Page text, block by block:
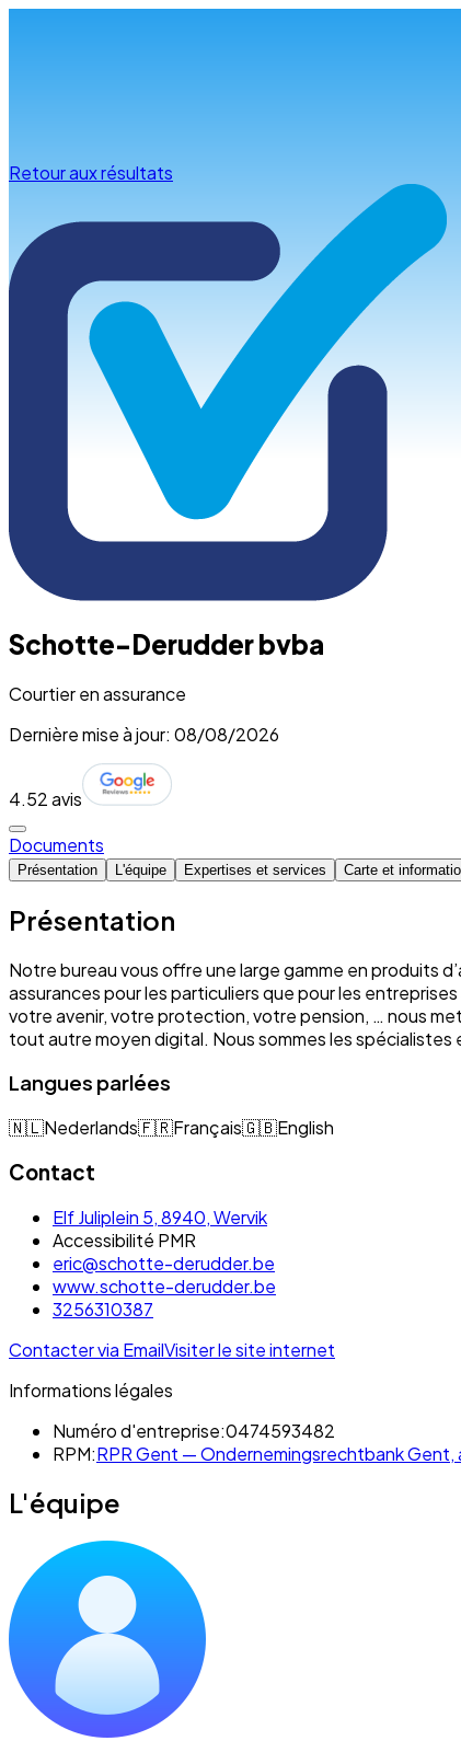
Retour aux résultats
Schotte-Derudder bvba
Courtier en assurance
Dernière mise à jour: 08/08/2026
4.52 avis
Documents
Présentation L'équipe Expertises et services Carte et
Présentation
Notre bureau vous offre une large gamme en produits
assurances pour les particuliers que pour les
votre avenir, votre protection, votre pension, … nous
tout autre moyen digital. Nous sommes les
Langues parlées
🇳🇱Nederlands🇫🇷Français🇬🇧English
Contact
Elf Juliplein 5, 8940, Wervik
Accessibilité PMR
eric@schotte-derudder.be
www.schotte-derudder.be
3256310387
Contacter via EmailVisiter le site internet
Informations légales
Numéro d'entreprise:0474593482
RPM:RPR Gent — Ondernemingsrechtbank Gent,
L'équipe